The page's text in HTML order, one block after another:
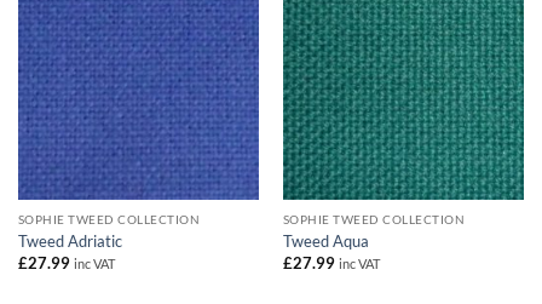
SOPHIE TWEED COLLECTION
Tweed Adriatic
£27.99 inc VAT
SOPHIE TWEED COLLECTION
Tweed Aqua
£27.99 inc VAT